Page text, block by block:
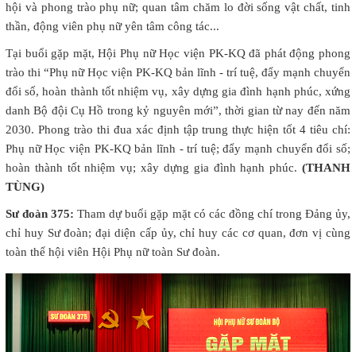
hội và phong trào phụ nữ; quan tâm chăm lo đời sống vật chất, tinh
thần, động viên phụ nữ yên tâm công tác...
Tại buổi gặp mặt, Hội Phụ nữ Học viện PK-KQ đã phát động phong
trào thi “Phụ nữ Học viện PK-KQ bản lĩnh - trí tuệ, đẩy mạnh chuyển
đổi số, hoàn thành tốt nhiệm vụ, xây dựng gia đình hạnh phúc, xứng
danh Bộ đội Cụ Hồ trong kỷ nguyên mới”, thời gian từ nay đến năm
2030. Phong trào thi đua xác định tập trung thực hiện tốt 4 tiêu chí:
Phụ nữ Học viện PK-KQ bản lĩnh - trí tuệ; đẩy mạnh chuyển đổi số;
hoàn thành tốt nhiệm vụ; xây dựng gia đình hạnh phúc. (THANH
TÙNG)
Sư đoàn 375:Tham dự buổi gặp mặt có các đồng chí trong Đảng ủy,
chỉ huy Sư đoàn; đại diện cấp ủy, chỉ huy các cơ quan, đơn vị cùng
toàn thể hội viên Hội Phụ nữ toàn Sư đoàn.